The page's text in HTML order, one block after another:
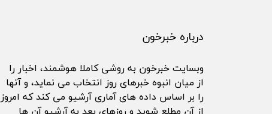
درباره خبرخون
وبسایت خبرخون به روشی کاملا هوشمند، اخبار را
از میان انبوه خبرهای روز انتخاب می نماید، و آنها
را بر اساس داده های آماری آرشیو می کند که امروز